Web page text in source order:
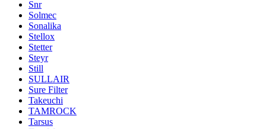
Snr
Solmec
Sonalika
Stellox
Stetter
Steyr
Still
SULLAIR
Sure Filter
Takeuchi
TAMROCK
Tarsus